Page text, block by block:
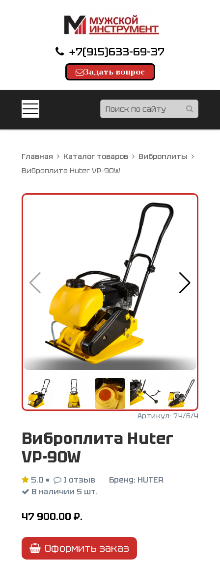
+7(915)633-69-37
Задать вопрос
Главная Каталог товаров
Виброплиты
Виброплита Huter VP-90W
Артикул: 74/6/4
Виброплита Huter
VP-90W
5.0 • 1 отзыв Бренд: HUTER
В наличии 5 шт.
47 900.00 ₽.
Оформить заказ